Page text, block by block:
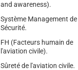
and awareness).
Système Management de
Sécurité.
FH (Facteurs humain de
l'aviation civile).
Sûreté de l'aviation civile.